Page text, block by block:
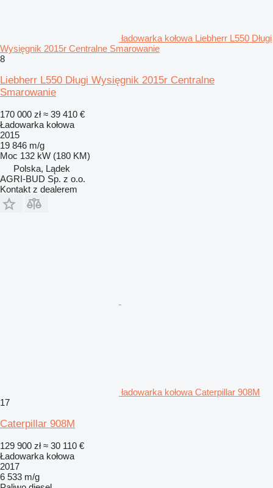
ładowarka kołowa Liebherr L550 Długi
Wysięgnik 2015r Centralne Smarowanie
8
Liebherr L550 Długi Wysięgnik 2015r Centralne
Smarowanie
170 000 zł ≈ 39 410 €
Ładowarka kołowa
2015
19 846 m/g
Moc 132 kW (180 KM)
Polska, Lądek
AGRI-BUD Sp. z o.o.
Kontakt z dealerem
ładowarka kołowa Caterpillar 908M
17
Caterpillar 908M
129 900 zł ≈ 30 110 €
Ładowarka kołowa
2017
6 533 m/g